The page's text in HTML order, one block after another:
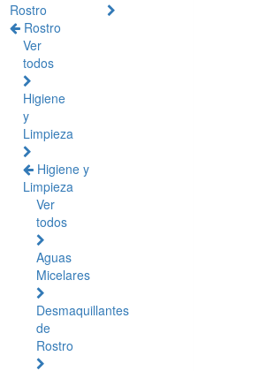
Rostro
Rostro
Ver
todos
Higiene
y
Limpieza
Higiene y
Limpieza
Ver
todos
Aguas
Micelares
Desmaquillantes
de
Rostro